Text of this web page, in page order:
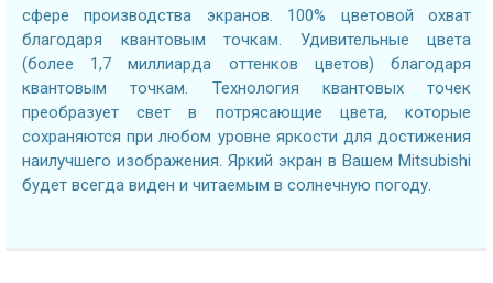
сфере производства экранов. 100% цветовой охват
благодаря квантовым точкам. Удивительные цвета
(более 1,7 миллиарда оттенков цветов) благодаря
квантовым точкам. Технология квантовых точек
преобразует свет в потрясающие цвета, которые
сохраняются при любом уровне яркости для достижения
наилучшего изображения. Яркий экран в Вашем Mitsubishi
будет всегда виден и читаемым в солнечную погоду.